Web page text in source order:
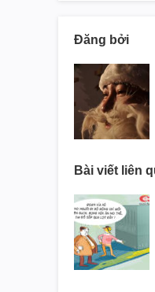
Đăng bởi
Bài viết liên